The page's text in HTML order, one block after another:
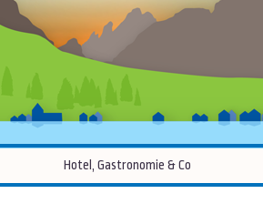
Hotel, Gastronomie & Co